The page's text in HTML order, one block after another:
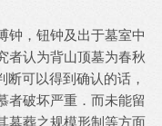
钟，钮钟及出于墓室中
者认为背山顶墓为春秋
断可以得到确认的话，
者破坏严重．而未能留
墓葬之规模形制等方面